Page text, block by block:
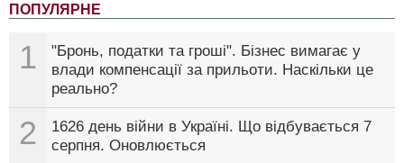
ПОПУЛЯРНЕ
1
"Бронь, податки та гроші". Бізнес вимагає у
влади компенсації за прильоти. Наскільки це
реально?
2
1626 день війни в Україні. Що відбувається 7
серпня. Оновлюється